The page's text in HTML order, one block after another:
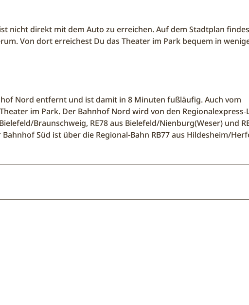
nicht direkt mit dem Auto zu erreichen. Auf dem Stadtplan
Von dort erreichest Du das Theater im Park bequem in
Nord entfernt und ist damit in 8 Minuten fußläufig. Auch vom
im Park. Der Bahnhof Nord wird von den
Braunschweig, RE78 aus Bielefeld/Nienburg(Weser) und
Süd ist über die Regional-Bahn RB77 aus Hildesheim/